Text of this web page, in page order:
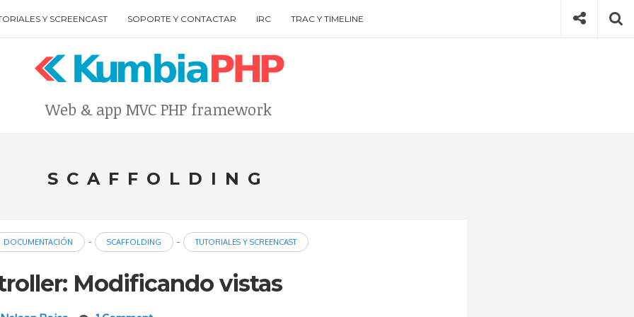
Y SCREENCAST SOPORTE Y CONTACTAR IRC TRAC Y TIMELINE Social
Web & app MVC PHP framework
SCAFFOLDING
DOCUMENTACIÓN - SCAFFOLDING - TUTORIALES Y SCREENCAST
Modificando vistas